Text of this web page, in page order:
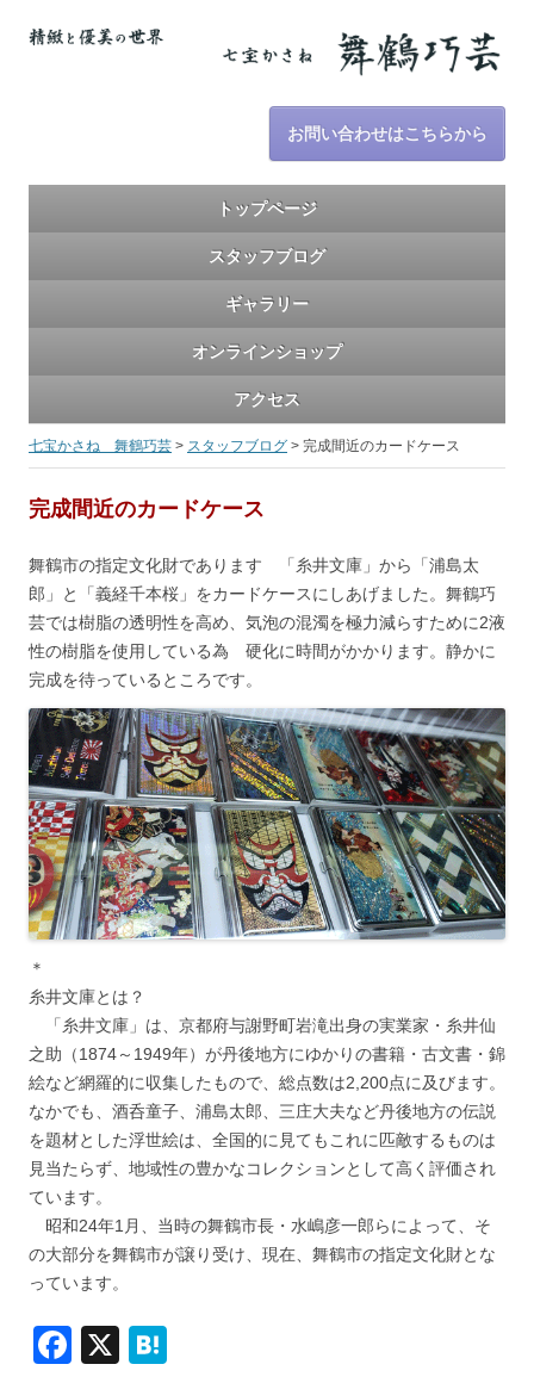
お問い合わせはこちらから
トップページ
スタッフブログ
ギャラリー
オンラインショップ
アクセス
七宝かさね 舞鶴巧芸 > スタッフブログ > 完成間近のカードケース
完成間近のカードケース
舞鶴市の指定文化財であります 「糸井文庫」から「浦島太
郎」と「義経千本桜」をカードケースにしあげました。舞鶴巧
芸では樹脂の透明性を高め、気泡の混濁を極力減らすために2液
性の樹脂を使用している為 硬化に時間がかかります。静かに
完成を待っているところです。
＊
糸井文庫とは？
「糸井文庫」は、京都府与謝野町岩滝出身の実業家・糸井仙
之助（1874～1949年）が丹後地方にゆかりの書籍・古文書・錦
絵など網羅的に収集したもので、総点数は2,200点に及びます。
なかでも、酒呑童子、浦島太郎、三庄大夫など丹後地方の伝説
を題材とした浮世絵は、全国的に見てもこれに匹敵するものは
見当たらず、地域性の豊かなコレクションとして高く評価され
ています。
昭和24年1月、当時の舞鶴市長・水嶋彦一郎らによって、そ
の大部分を舞鶴市が譲り受け、現在、舞鶴市の指定文化財とな
っています。
F
X